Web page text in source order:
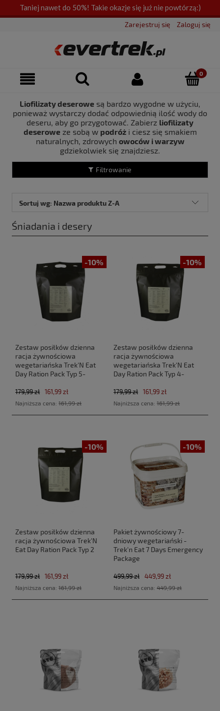
Taniej nawet do 50%! Takie okazje się już nie powtórzą:)
Zarejestruj się Zaloguj się
Filtrowanie
Liofilizaty deserowe są bardzo wygodne w użyciu,
ponieważ wystarczy dodać odpowiednią ilość wody do
deseru, aby go przygotować. Zabierz liofilizaty
deseroweze sobą w podróżi ciesz się smakiem
naturalnych, zdrowych owoców i warzyw
gdziekolwiek się znajdziesz.
Śniadania i desery
Sortuj wg: Nazwa produktu Z-A
-10%
Zestaw posiłków dzienna
racja żywnościowa
wegetariańska Trek'N Eat
Day Ration Pack Typ 5-
161,99 zł
179,99 zł
Najniższa cena:161,99 zł
-10%
Zestaw posiłków dzienna
racja żywnościowa
wegetariańska Trek'N Eat
Day Ration Pack Typ 4-
161,99 zł
179,99 zł
Najniższa cena:161,99 zł
-10%
Zestaw posiłków dzienna
racja żywnościowa Trek'N
Eat Day Ration Pack Typ 2
161,99 zł
179,99 zł
Najniższa cena:161,99 zł
-10%
Pakiet żywnościowy 7-
dniowy wegetariański -
Trek'n Eat 7 Days Emergency
Package
449,99 zł
499,99 zł
Najniższa cena:449,99 zł